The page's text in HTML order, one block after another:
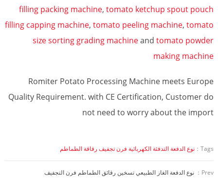
filling packing machine,tomato ketchup spout pouch
filling capping machine,tomato peeling machine,tomato
size sorting grading machineandtomato powder
making machine
Romiter Potato Processing Machine meets Europe
Quality Requirement. with CE Certification, Customer do
not need to worry about the import
Tags： نوع الدفعة التدفئة الكهربائية فرن تجفيف رقاقة الطماطم
Prev： نوع الدفعة الغاز الطبيعي تسخين رقائق الطماطم فرن التجفيف